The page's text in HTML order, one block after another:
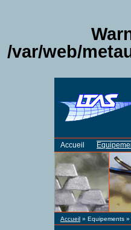
/var/web/
Accueil
Accueil » Equipements »